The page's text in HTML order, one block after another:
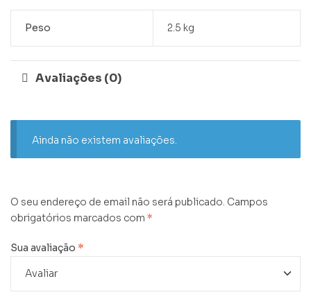
Peso 2.5 kg
Avaliações (0)
Ainda não existem avaliações.
O seu endereço de email não será publicado. Campos
obrigatórios marcados com *
Sua avaliação *